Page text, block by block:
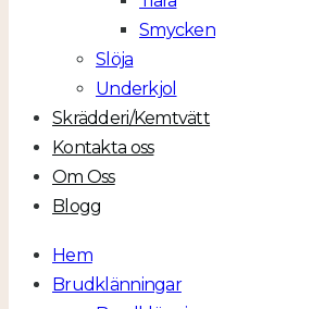
Smycken
Slöja
Underkjol
Skrädderi/Kemtvätt
Kontakta oss
Om Oss
Blogg
Hem
Brudklänningar